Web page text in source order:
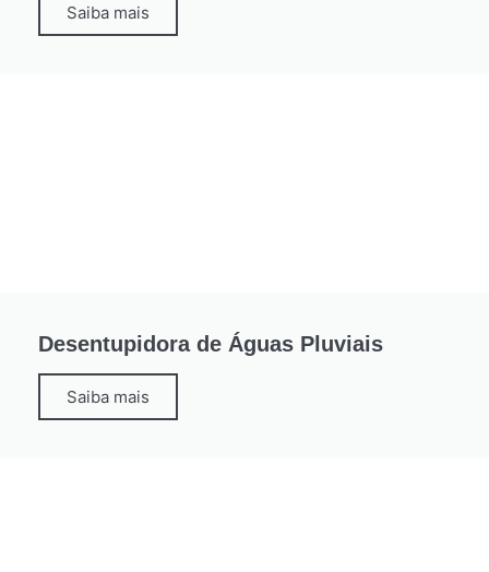
Saiba mais
Desentupidora de Águas Pluviais
Saiba mais